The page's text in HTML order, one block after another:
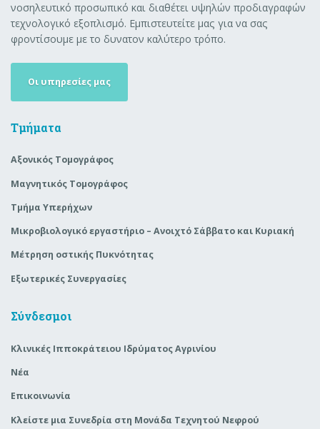
νοσηλευτικό προσωπικό και διαθέτει υψηλών προδιαγραφών
τεχνολογικό εξοπλισμό. Εμπιστευτείτε μας για να σας
φροντίσουμε με το δυνατον καλύτερο τρόπο.
Οι υπηρεσίες μας
Τμήματα
Αξονικός Τομογράφος
Μαγνητικός Τομογράφος
Τμήμα Υπερήχων
Μικροβιολογικό εργαστήριο – Ανοιχτό Σάββατο και Κυριακή
Μέτρηση οστικής Πυκνότητας
Εξωτερικές Συνεργασίες
Σύνδεσμοι
Κλινικές Ιπποκράτειου Ιδρύματος Αγρινίου
Νέα
Επικοινωνία
Κλείστε μια Συνεδρία στη Μονάδα Τεχνητού Νεφρού